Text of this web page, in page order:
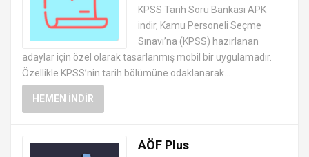
ANDROID EĞITIM UYGULAMALARI
APK
KPSS Tarih Soru Bankası APK
indir, Kamu Personeli Seçme
Sınavı’na (KPSS) hazırlanan
adaylar için özel olarak tasarlanmış mobil bir uygulamadır.
Özellikle KPSS’nin tarih bölümüne odaklanarak...
HEMEN İNDIR
AÖF Plus